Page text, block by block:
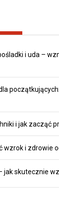
i uda –
i jak zacząć
wzrok i zdrowie
jak skutecznie